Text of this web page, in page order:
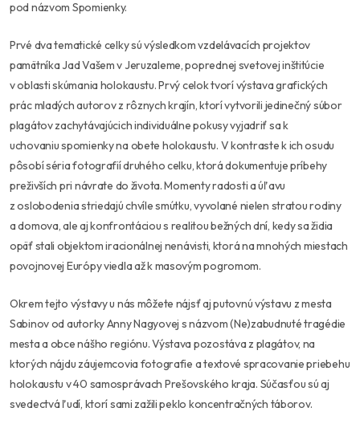
pod názvom Spomienky.
Prvé dva tematické celky sú výsledkom vzdelávacích projektov
pamätníka Jad Vašem v Jeruzaleme, poprednej svetovej inštitúcie
v oblasti skúmania holokaustu. Prvý celok tvorí výstava grafických
prác mladých autorov z rôznych krajín, ktorí vytvorili jedinečný súbor
plagátov zachytávajúcich individuálne pokusy vyjadriť sa k
uchovaniu spomienky na obete holokaustu. V kontraste k ich osudu
pôsobí séria fotografií druhého celku, ktorá dokumentuje príbehy
preživších pri návrate do života. Momenty radosti a úľavu
z oslobodenia striedajú chvíle smútku, vyvolané nielen stratou rodiny
a domova, ale aj konfrontáciou s realitou bežných dní, kedy sa židia
opäť stali objektom iracionálnej nenávisti, ktorá na mnohých miestach
povojnovej Európy viedla až k masovým pogromom.
Okrem tejto výstavy u nás môžete nájsť aj putovnú výstavu z mesta
Sabinov od autorky Anny Nagyovej s názvom (Ne)zabudnuté tragédie
mesta a obce nášho regiónu. Výstava pozostáva z plagátov, na
ktorých nájdu záujemcovia fotografie a textové spracovanie priebehu
holokaustu v 40 samosprávach Prešovského kraja. Súčasťou sú aj
svedectvá ľudí, ktorí sami zažili peklo koncentračných táborov.